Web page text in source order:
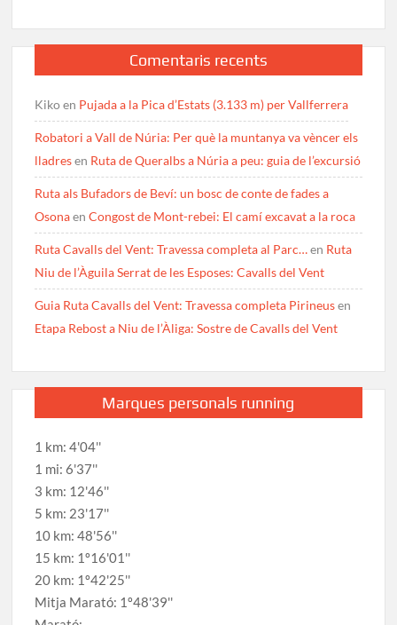
Comentaris recents
Kikoen Pujada a la Pica d’Estats (3.133 m) per Vallferrera
Robatori a Vall de Núria: Per què la muntanya va vèncer els
lladresen Ruta de Queralbs a Núria a peu: guia de l’excursió
Ruta als Bufadors de Beví: un bosc de conte de fades a
OsonaenCongost de Mont-rebei: El camí excavat a la roca
Ruta Cavalls del Vent: Travessa completa al Parc…en Ruta
Niu de l’Àguila Serrat de les Esposes: Cavalls del Vent
Guia Ruta Cavalls del Vent: Travessa completa Pirineusen
Etapa Rebost a Niu de l’Àliga: Sostre de Cavalls del Vent
Marques personals running
1 km: 4'04''
1 mi: 6'37''
3 km: 12'46''
5 km: 23'17''
10 km: 48'56''
15 km: 1º16'01''
20 km: 1º42'25''
Mitja Marató: 1º48'39''